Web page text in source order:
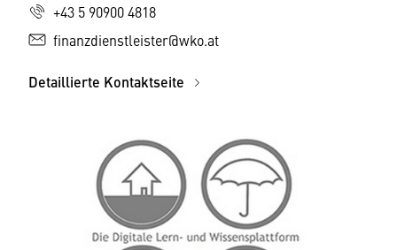
+43 5 90900 4818
finanzdienstleister@wko.at
Detaillierte Kontaktseite